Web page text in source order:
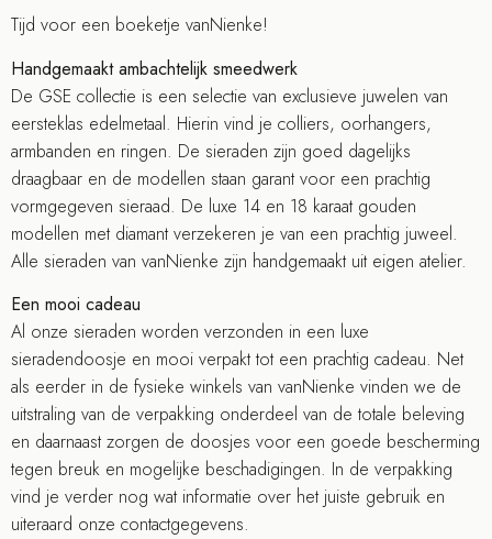
Tijd voor een boeketje vanNienke!
Handgemaakt ambachtelijk smeedwerk
De GSE collectie is een selectie van exclusieve juwelen van
eersteklas edelmetaal. Hierin vind je colliers, oorhangers,
armbanden en ringen. De sieraden zijn goed dagelijks
draagbaar en de modellen staan garant voor een prachtig
vormgegeven sieraad. De luxe 14 en 18 karaat gouden
modellen met diamant verzekeren je van een prachtig juweel.
Alle sieraden van vanNienke zijn handgemaakt uit eigen atelier.
Een mooi cadeau
Al onze sieraden worden verzonden in een luxe
sieradendoosje en mooi verpakt tot een prachtig cadeau. Net
als eerder in de fysieke winkels van vanNienke vinden we de
uitstraling van de verpakking onderdeel van de totale beleving
en daarnaast zorgen de doosjes voor een goede bescherming
tegen breuk en mogelijke beschadigingen. In de verpakking
vind je verder nog wat informatie over het juiste gebruik en
uiteraard onze contactgegevens.